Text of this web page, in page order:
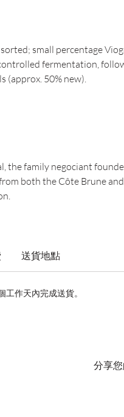
small percentage
fermentation,
(approx. 50% new).
the family negociant
both the Côte Brune
送貨地點
工作天內完成送貨。
分享